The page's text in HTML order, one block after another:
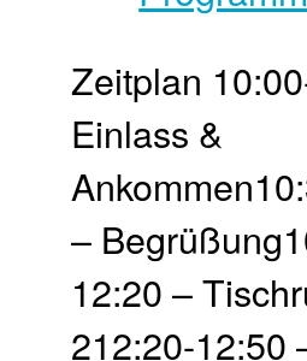
Zeit­plan
Einlass &
–
12:20 –
212:20-12:50